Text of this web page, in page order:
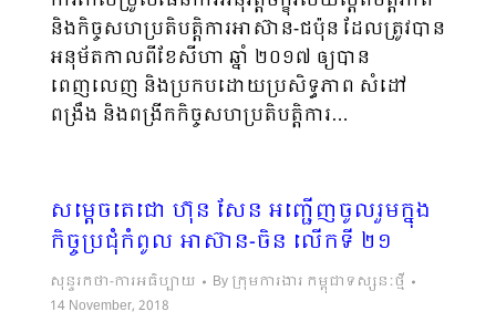
និងកិច្ចសហប្រតិបត្តិការអាស៊ាន-ជប៉ុន ដែលត្រូវបាន
អនុម័តកាលពីខែសីហា ឆ្នាំ ២០១៧ ឲ្យបាន
ពេញលេញ និងប្រកបដោយប្រសិទ្ធភាព សំដៅ
ពង្រឹង និងពង្រីកកិច្ចសហប្រតិបត្តិការ…
សម្ដេចតេជោ ហ៊ុន សែន អញ្ជើញចូលរួមក្នុង
កិច្ចប្រជុំកំពូល អាស៊ាន-ចិន លើកទី ២១
សុន្ទរកថា-ការអធិប្បាយ By ក្រុមការងារ កម្ពុជាទស្សនៈថ្មី
14 November, 2018